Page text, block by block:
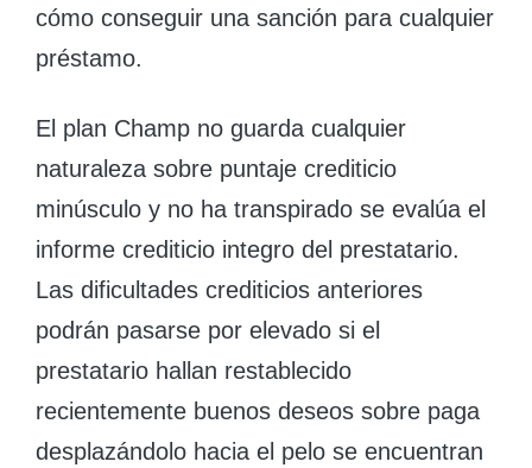
cómo conseguir una sanción para cualquier
préstamo.
El plan Champ no guarda cualquier
naturaleza sobre puntaje crediticio
minúsculo y no ha transpirado se evalúa el
informe crediticio integro del prestatario.
Las dificultades crediticios anteriores ​​
podrán pasarse por elevado si el
prestatario hallan restablecido
recientemente buenos deseos sobre paga
desplazándolo hacia el pelo se encuentran